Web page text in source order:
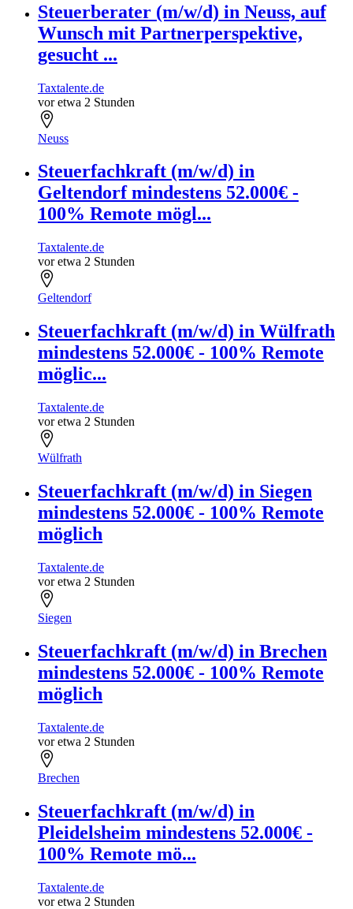
Steuerberater (m/w/d) in Neuss, auf
Wunsch mit Partnerperspektive,
gesucht ...
Taxtalente.de
vor etwa 2 Stunden
Neuss
Steuerfachkraft (m/w/d) in
Geltendorf mindestens 52.000€ -
100% Remote mögl...
Taxtalente.de
vor etwa 2 Stunden
Geltendorf
Steuerfachkraft (m/w/d) in Wülfrath
mindestens 52.000€ - 100% Remote
möglic...
Taxtalente.de
vor etwa 2 Stunden
Wülfrath
Steuerfachkraft (m/w/d) in Siegen
mindestens 52.000€ - 100% Remote
möglich
Taxtalente.de
vor etwa 2 Stunden
Siegen
Steuerfachkraft (m/w/d) in Brechen
mindestens 52.000€ - 100% Remote
möglich
Taxtalente.de
vor etwa 2 Stunden
Brechen
Steuerfachkraft (m/w/d) in
Pleidelsheim mindestens 52.000€ -
100% Remote mö...
Taxtalente.de
vor etwa 2 Stunden